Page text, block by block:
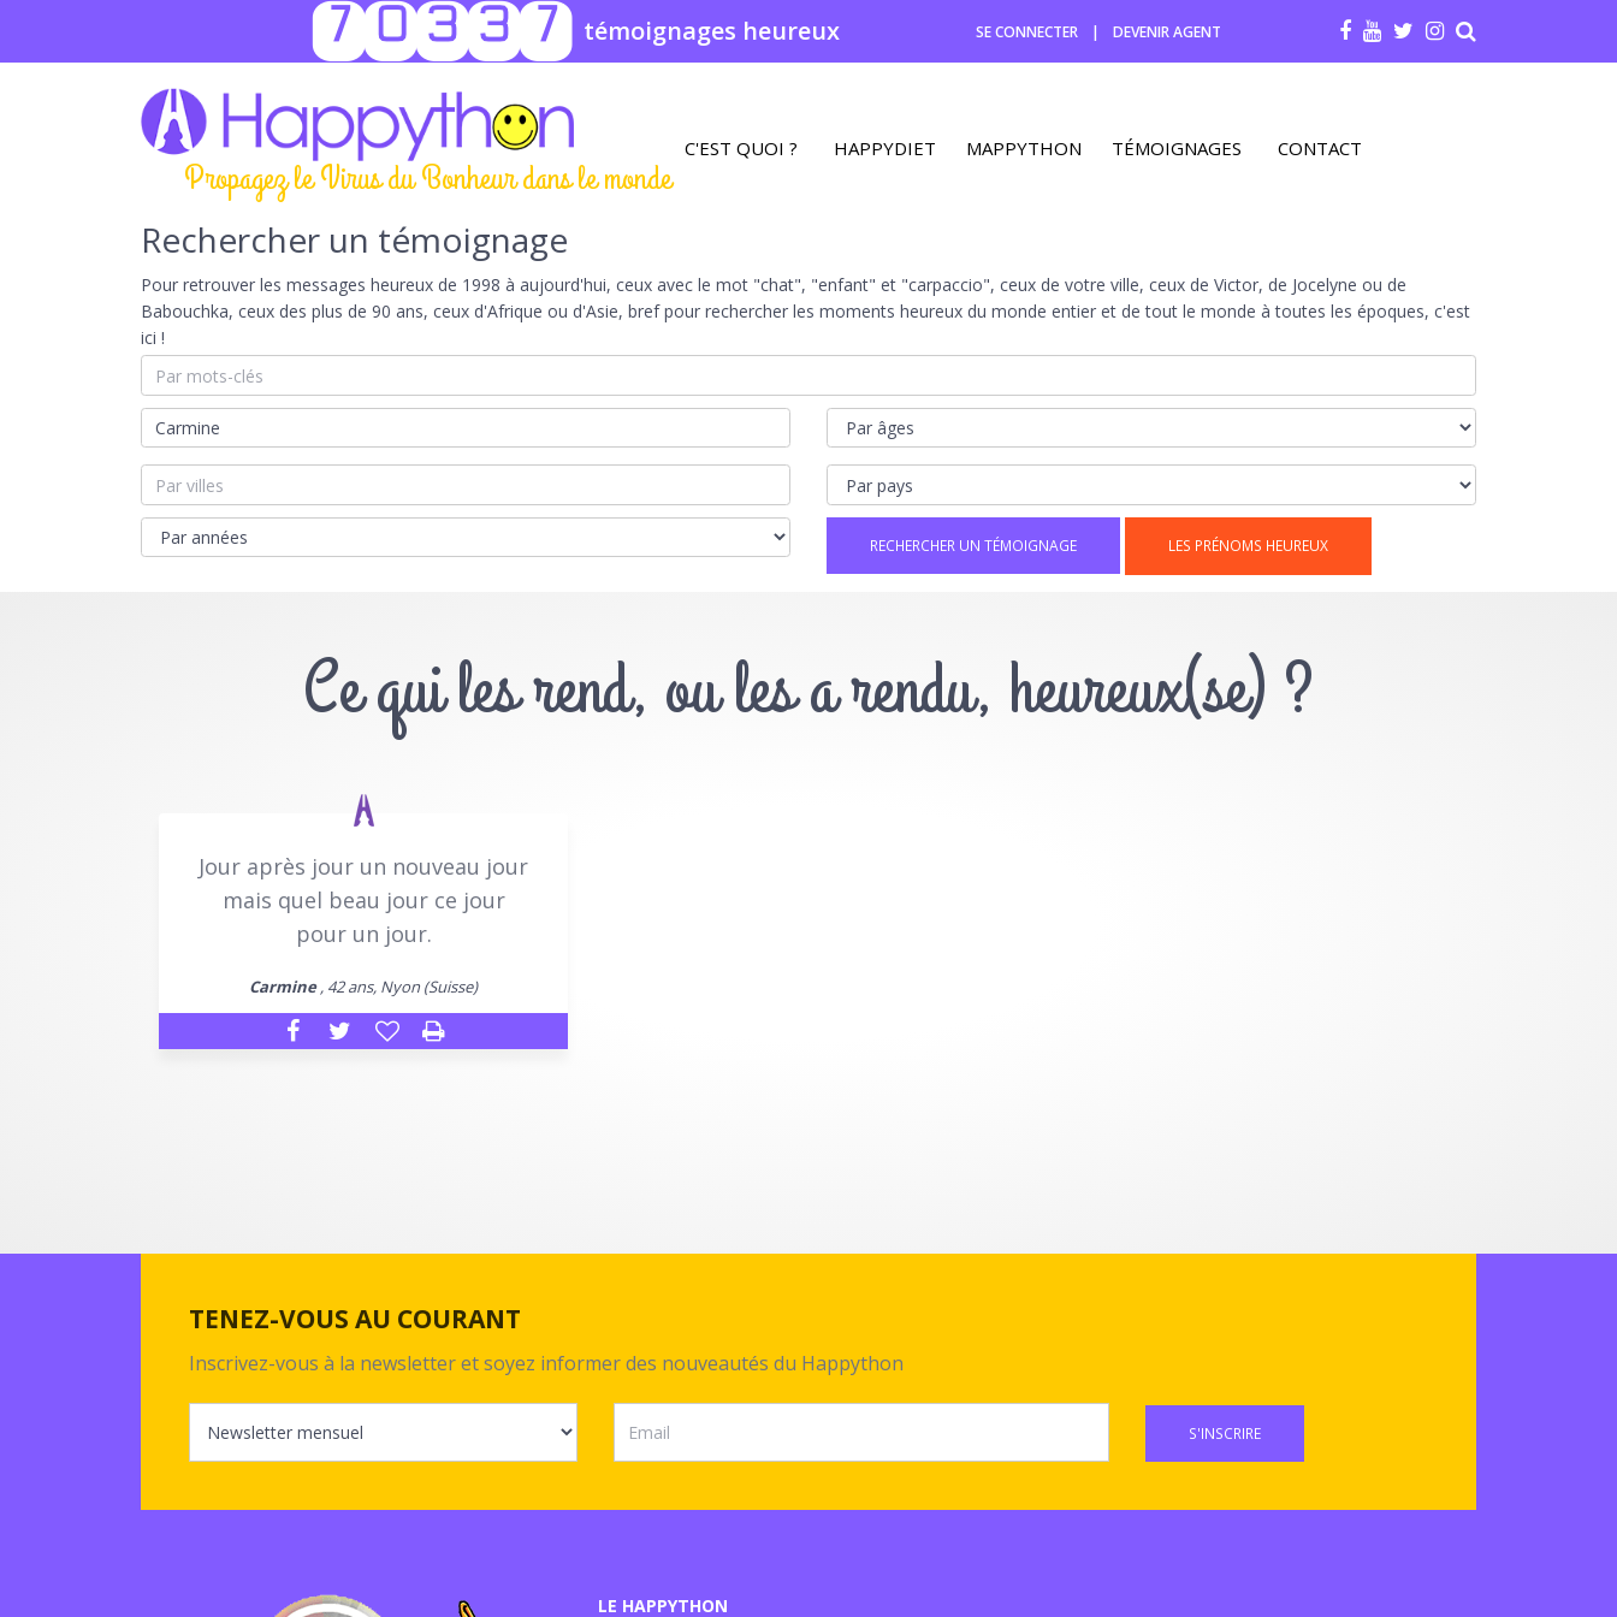
70337 témoignages heureux SE CONNECTER | DEVENIR AGENT
Propagez le Virus du Bonheur dans le monde
C'EST QUOI ? HAPPYDIET MAPPYTHON TÉMOIGNAGES CONTACT
Rechercher un témoignage
Pour retrouver les messages heureux de 1998 à aujourd'hui, ceux avec le mot "chat", "enfant" et "carpaccio", ceux de votre ville, ceux de Victor, de Jocelyne ou de
Babouchka, ceux des plus de 90 ans, ceux d'Afrique ou d'Asie, bref pour rechercher les moments heureux du monde entier et de tout le monde à toutes les époques, c'est
ici !
LES PRÉNOMS HEUREUX
Ce qui les rend, ou les a rendu, heureux(se) ?
Jour après jour un nouveau jour
mais quel beau jour ce jour
pour un jour.
Carmine, 42 ans, Nyon (Suisse)
TENEZ-VOUS AU COURANT
Inscrivez-vous à la newsletter et soyez informer des nouveautés du Happython
S'INSCRIRE
LE HAPPYTHON